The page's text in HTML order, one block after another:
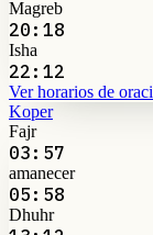
Magreb
20:18
Isha
22:12
Ver horarios de
Koper
Fajr
03:57
amanecer
05:58
Dhuhr